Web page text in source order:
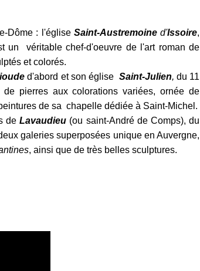
Dôme : l'église Saint-Austremoined'Issoire,
un véritable chef-d'oeuvre de l'art roman de
et colorés.
d'abord et son église Saint-Julien, du 11
pierres aux colorations variées, ornée de
de sa chapelle dédiée à Saint-Michel.
deLavaudieu (ou saint-André de Comps), du
galeries superposées unique en Auvergne,
, ainsi que de très belles sculptures.